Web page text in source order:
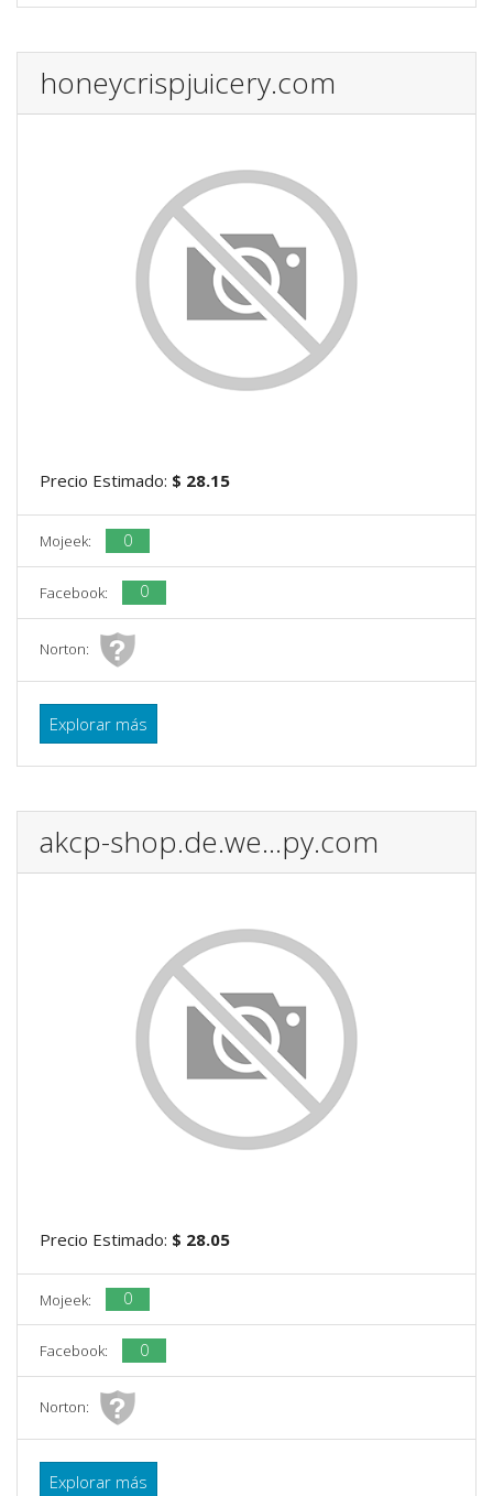
honeycrispjuicery.com
Precio Estimado: $ 28.15
Mojeek: 0
Facebook: 0
Norton:
Explorar más
akcp-shop.de.we...py.com
Precio Estimado: $ 28.05
Mojeek: 0
Facebook: 0
Norton:
Explorar más